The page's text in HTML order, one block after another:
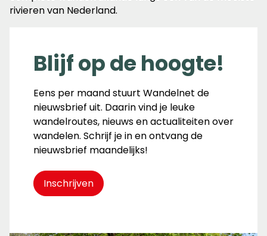
rivieren van Nederland.
Blijf op de hoogte!
Eens per maand stuurt Wandelnet de
nieuwsbrief uit. Daarin vind je leuke
wandelroutes, nieuws en actualiteiten over
wandelen. Schrijf je in en ontvang de
nieuwsbrief maandelijks!
Inschrijven